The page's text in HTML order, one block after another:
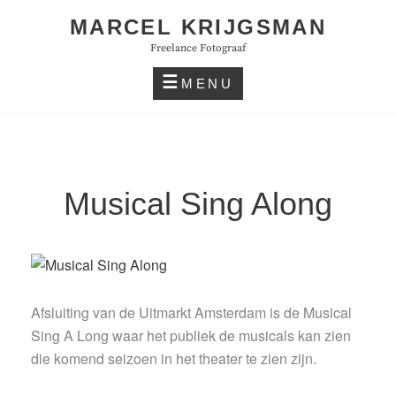
MARCEL KRIJGSMAN
Freelance Fotograaf
MENU
Musical Sing Along
Afsluiting van de Uitmarkt Amsterdam is de Musical
Sing A Long waar het publiek de musicals kan zien
die komend seizoen in het theater te zien zijn.